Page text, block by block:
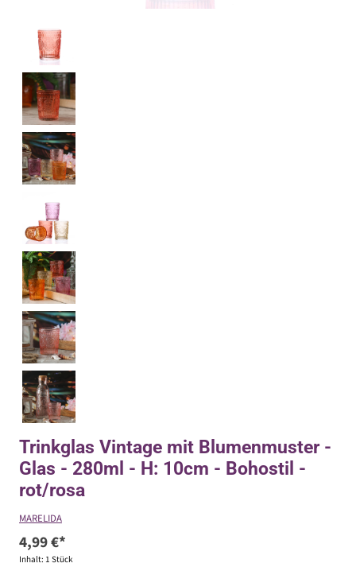
Trinkglas Vintage mit Blumenmuster -
Glas - 280ml - H: 10cm - Bohostil -
rot/rosa
MARELIDA
4,99 €*
Inhalt: 1 Stück